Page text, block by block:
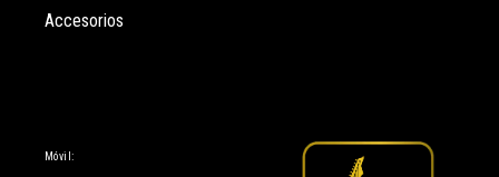
Accesorios
Móvil: